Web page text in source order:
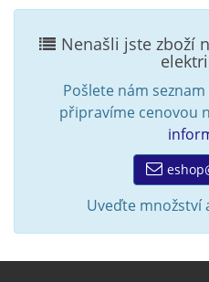
Nenašli jste zboží
Pošlete nám
připravíme cenovou
Uveďte množství